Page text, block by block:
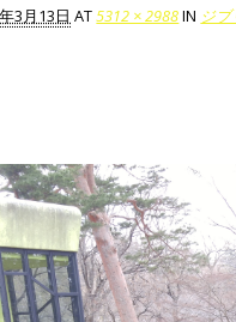
3月13日 AT5312 × 2988IN ジ